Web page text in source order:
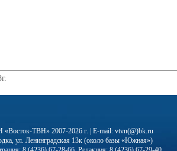
ТВН» 2007-2026 г. | E-mail: vtvn(@)bk.ru
ул. Ленинградская 13к (около базы «Южная»)